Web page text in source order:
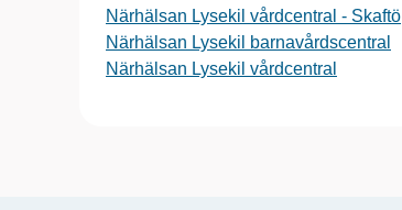
Närhälsan Lysekil vårdcentral - Skaftö
Närhälsan Lysekil barnavårdscentral
Närhälsan Lysekil vårdcentral